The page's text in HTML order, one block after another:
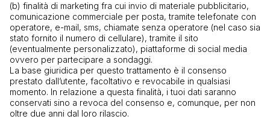
(b) finalità di marketing fra cui invio di materiale pubblicitario,
comunicazione commerciale per posta, tramite telefonate con
operatore, e-mail, sms, chiamate senza operatore (nel caso sia
stato fornito il numero di cellulare), tramite il sito
(eventualmente personalizzato), piattaforme di social media
ovvero per partecipare a sondaggi.
La base giuridica per questo trattamento è il consenso
prestato dall’utente, facoltativo e revocabile in qualsiasi
momento. In relazione a questa finalità, i tuoi dati saranno
conservati sino a revoca del consenso e, comunque, per non
oltre due anni dal loro rilascio.